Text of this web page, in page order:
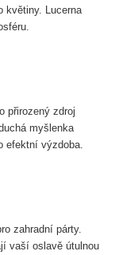
květiny. Lucerna
přirozený zdroj
myšlenka
efektní výzdoba.
zahradní párty.
vaší oslavě útulnou